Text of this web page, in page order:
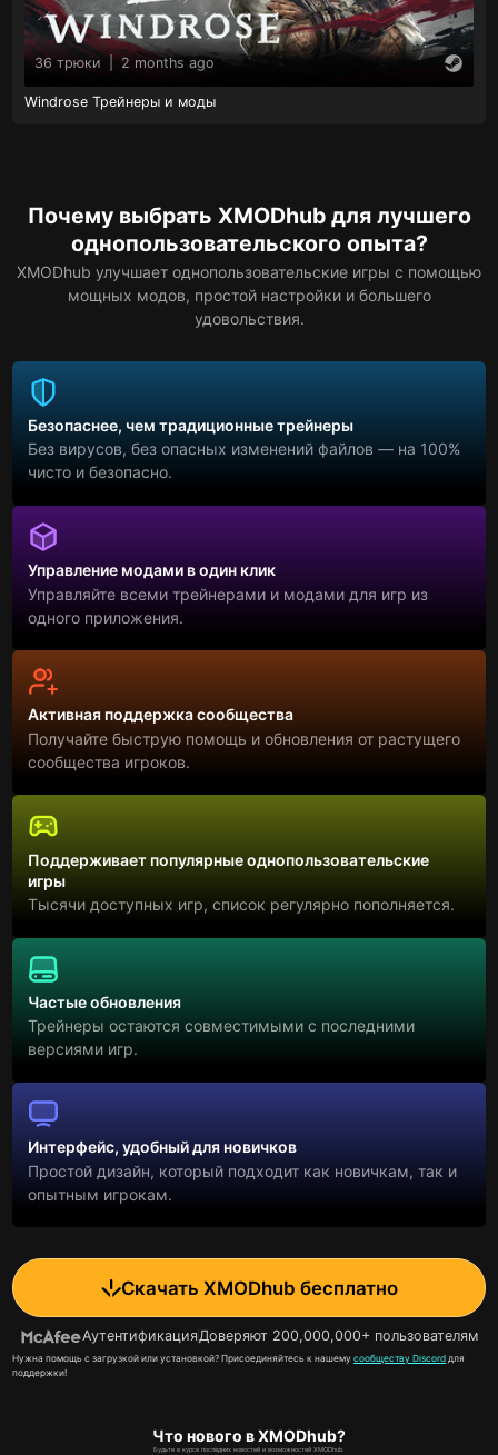
36 трюки | 2 months ago
Windrose Трейнеры и моды
Почему выбрать XMODhub для лучшего
однопользовательского опыта?
XMODhub улучшает однопользовательские игры с помощью
мощных модов, простой настройки и большего
удовольствия.
Безопаснее, чем традиционные трейнеры
Без вирусов, без опасных изменений файлов — на 100%
чисто и безопасно.
Управление модами в один клик
Управляйте всеми трейнерами и модами для игр из
одного приложения.
Активная поддержка сообщества
Получайте быструю помощь и обновления от растущего
сообщества игроков.
Поддерживает популярные однопользовательские
игры
Тысячи доступных игр, список регулярно пополняется.
Частые обновления
Трейнеры остаются совместимыми с последними
версиями игр.
Интерфейс, удобный для новичков
Простой дизайн, который подходит как новичкам, так и
опытным игрокам.
Скачать XMODhub бесплатно
АутентификацияДоверяют 200,000,000+ пользователям
Нужна помощь с загрузкой или установкой? Присоединяйтесь к нашемусообществу Discord для
поддержки!
Что нового в XMODhub?
Будьте в курсе последних новостей и возможностей XMODhub.